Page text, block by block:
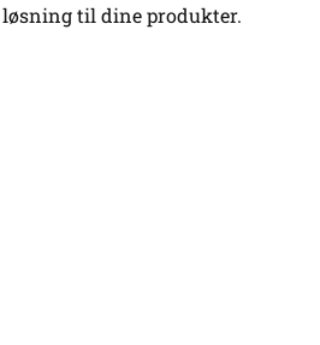
til dine produkter.